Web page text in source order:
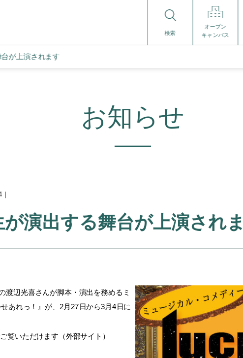
検索
オープン
キャンパス
が上演されます
お知らせ
演出する舞台が上演され
辺光喜さんが脚本・演出を務めるミ
あれっ！』が、2月27日から3月4日に
覧いただけます（外部サイト）